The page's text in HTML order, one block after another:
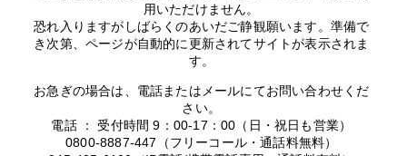
用いただけません。
恐れ入りますがしばらくのあいだご静観願います。準備で
き次第、ページが自動的に更新されてサイトが表示されま
す。
お急ぎの場合は、電話またはメールにてお問い合わせくだ
さい。
電話 ： 受付時間 9：00-17：00（日・祝日も営業）
0800-8887-447（フリーコール・通話料無料）